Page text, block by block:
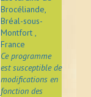
Brocéliande,
Bréal-sous-
Montfort ,
France
Ce programme
est susceptible de
modifications en
fonction des